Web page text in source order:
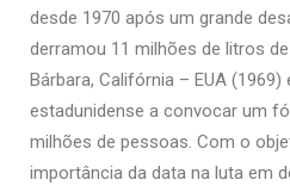
desde 1970 após um grande
derramou 11 milhões de litros
Bárbara, Califórnia – EUA
estadunidense a convocar um
milhões de pessoas. Com o
importância da data na luta em